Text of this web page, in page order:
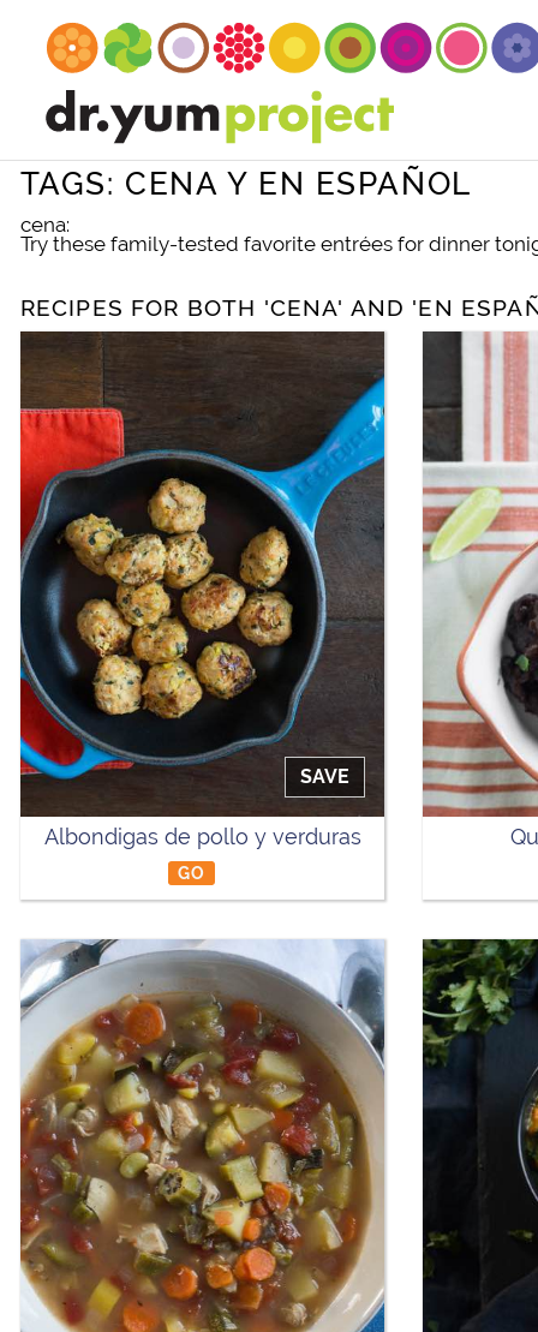
TAGS: CENA Y EN ESPAÑOL
cena:
Try these family-tested favorite entrées for dinner
RECIPES FOR BOTH 'CENA' AND 'EN
SAVE
Albondigas de pollo y verduras
GO